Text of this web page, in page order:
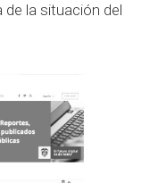
la situación del